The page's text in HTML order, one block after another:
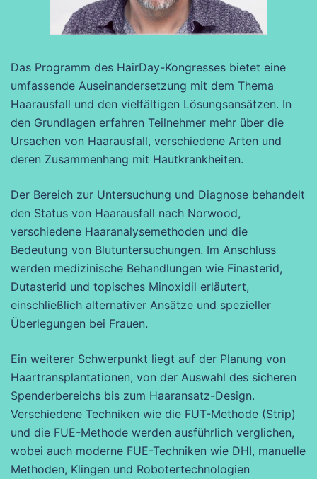
Das Programm des HairDay-Kongresses bietet eine
umfassende Auseinandersetzung mit dem Thema
Haarausfall und den vielfältigen Lösungsansätzen. In
den Grundlagen erfahren Teilnehmer mehr über die
Ursachen von Haarausfall, verschiedene Arten und
deren Zusammenhang mit Hautkrankheiten.
Der Bereich zur Untersuchung und Diagnose behandelt
den Status von Haarausfall nach Norwood,
verschiedene Haaranalysemethoden und die
Bedeutung von Blutuntersuchungen. Im Anschluss
werden medizinische Behandlungen wie Finasterid,
Dutasterid und topisches Minoxidil erläutert,
einschließlich alternativer Ansätze und spezieller
Überlegungen bei Frauen.
Ein weiterer Schwerpunkt liegt auf der Planung von
Haartransplantationen, von der Auswahl des sicheren
Spenderbereichs bis zum Haaransatz-Design.
Verschiedene Techniken wie die FUT-Methode (Strip)
und die FUE-Methode werden ausführlich verglichen,
wobei auch moderne FUE-Techniken wie DHI, manuelle
Methoden, Klingen und Robotertechnologien